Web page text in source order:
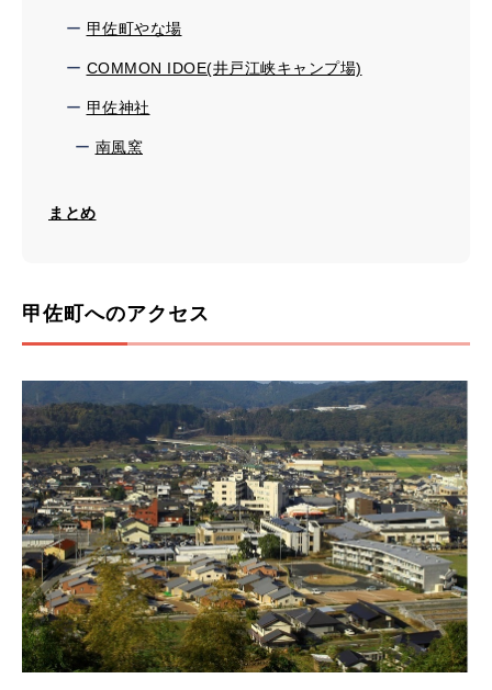
甲佐町やな場
COMMON IDOE(井戸江峡キャンプ場)
甲佐神社
南風窯
まとめ
甲佐町へのアクセス